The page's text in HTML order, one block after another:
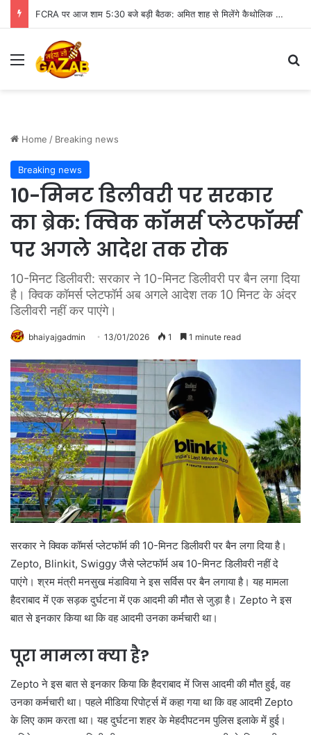
FCRA पर आज शाम 5:30 बजे बड़ी बैठक: अमित शाह से मिलेंगे कैथोलिक बिशप, इन मुद्दों पर हो सकती है चर्चा
Menu
Home / Breaking news
Breaking news
10-मिनट डिलीवरी पर सरकार
का ब्रेक: क्विक कॉमर्स प्लेटफॉर्म्स
पर अगले आदेश तक रोक
10-मिनट डिलीवरी: सरकार ने 10-मिनट डिलीवरी पर बैन लगा दिया
है। क्विक कॉमर्स प्लेटफॉर्म अब अगले आदेश तक 10 मिनट के अंदर
डिलीवरी नहीं कर पाएंगे।
bhaiyajgadmin 13/01/2026 1 1 minute read
सरकार ने क्विक कॉमर्स प्लेटफॉर्म की 10-मिनट डिलीवरी पर बैन लगा दिया है।
Zepto, Blinkit, Swiggy जैसे प्लेटफॉर्म अब 10-मिनट डिलीवरी नहीं दे
पाएंगे। श्रम मंत्री मनसुख मंडाविया ने इस सर्विस पर बैन लगाया है। यह मामला
हैदराबाद में एक सड़क दुर्घटना में एक आदमी की मौत से जुड़ा है। Zepto ने इस
बात से इनकार किया था कि वह आदमी उनका कर्मचारी था।
पूरा मामला क्या है?
Zepto ने इस बात से इनकार किया कि हैदराबाद में जिस आदमी की मौत हुई, वह
उनका कर्मचारी था। पहले मीडिया रिपोर्ट्स में कहा गया था कि वह आदमी Zepto
के लिए काम करता था। यह दुर्घटना शहर के मेहदीपटनम पुलिस इलाके में हुई।